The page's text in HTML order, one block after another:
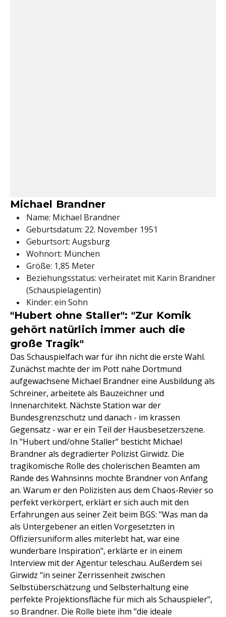
Michael Brandner
Name: Michael Brandner
Geburtsdatum: 22. November 1951
Geburtsort: Augsburg
Wohnort: München
Größe: 1,85 Meter
Beziehungsstatus: verheiratet mit Karin Brandner
(Schauspielagentin)
Kinder: ein Sohn
"Hubert ohne Staller": "Zur Komik
gehört natürlich immer auch die
große Tragik"
Das Schauspielfach war für ihn nicht die erste Wahl.
Zunächst machte der im Pott nahe Dortmund
aufgewachsene Michael Brandner eine Ausbildung als
Schreiner, arbeitete als Bauzeichner und
Innenarchitekt. Nächste Station war der
Bundesgrenzschutz und danach - im krassen
Gegensatz - war er ein Teil der Hausbesetzerszene.
In "Hubert und/ohne Staller" besticht Michael
Brandner als degradierter Polizist Girwidz. Die
tragikomische Rolle des cholerischen Beamten am
Rande des Wahnsinns mochte Brandner von Anfang
an. Warum er den Polizisten aus dem Chaos-Revier so
perfekt verkörpert, erklärt er sich auch mit den
Erfahrungen aus seiner Zeit beim BGS: "Was man da
als Untergebener an eitlen Vorgesetzten in
Offiziersuniform alles miterlebt hat, war eine
wunderbare Inspiration", erklärte er in einem
Interview mit der Agentur teleschau. Außerdem sei
Girwidz "in seiner Zerrissenheit zwischen
Selbstüberschätzung und Selbsterhaltung eine
perfekte Projektionsfläche für mich als Schauspieler",
so Brandner. Die Rolle biete ihm "die ideale